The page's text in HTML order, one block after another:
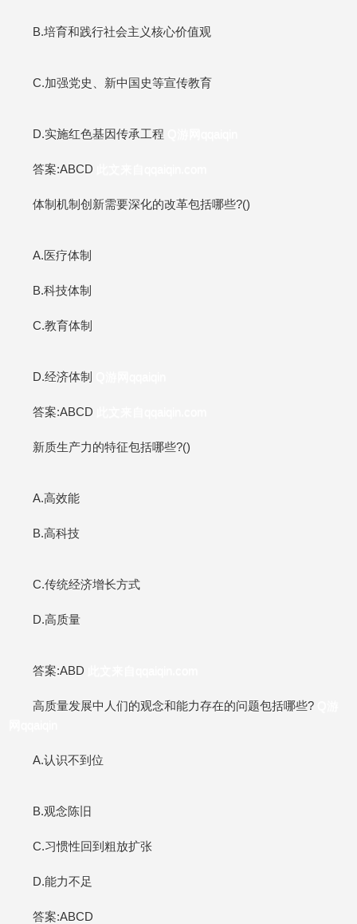
B.培育和践行社会主义核心价值观
C.加强党史、新中国史等宣传教育
D.实施红色基因传承工程
答案:ABCD
体制机制创新需要深化的改革包括哪些?()
A.医疗体制
B.科技体制
C.教育体制
D.经济体制
答案:ABCD
新质生产力的特征包括哪些?()
A.高效能
B.高科技
C.传统经济增长方式
D.高质量
答案:ABD
高质量发展中人们的观念和能力存在的问题包括哪些?
A.认识不到位
B.观念陈旧
C.习惯性回到粗放扩张
D.能力不足
答案:ABCD